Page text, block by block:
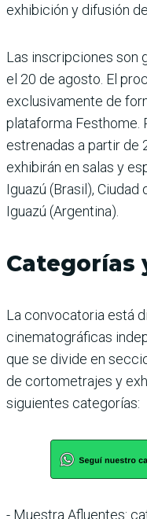
exhibición y difusión
Las inscripciones son
el 20 de agosto. El
exclusivamente de
plataforma Festhome.
estrenadas a partir de
exhibirán en salas y
Iguazú (Brasil),
Iguazú (Argentina).
Categorías
La convocatoria está
cinematográficas
que se divide en
de cortometrajes y
siguientes categorías:
- Muestra Afluentes: